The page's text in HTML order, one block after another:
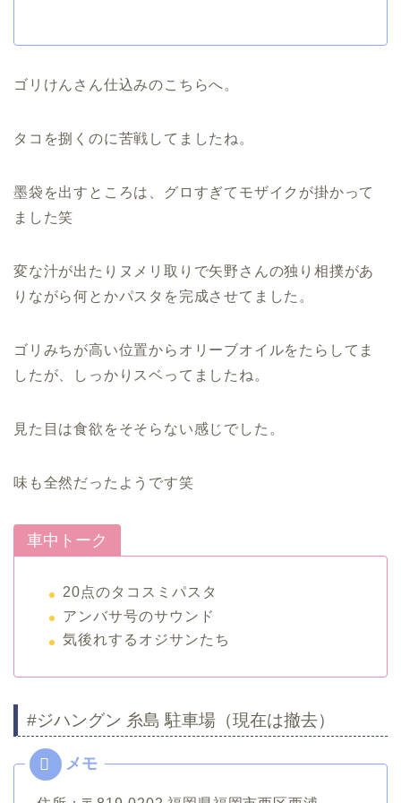
ゴリけんさん仕込みのこちらへ。
タコを捌くのに苦戦してましたね。
墨袋を出すところは、グロすぎてモザイクが掛かって
ました笑
変な汁が出たりヌメリ取りで矢野さんの独り相撲があ
りながら何とかパスタを完成させてました。
ゴリみちが高い位置からオリーブオイルをたらしてま
したが、しっかりスベってましたね。
見た目は食欲をそそらない感じでした。
味も全然だったようです笑
車中トーク
20点のタコスミパスタ
アンバサ号のサウンド
気後れするオジサンたち
#ジハングン 糸島 駐車場（現在は撤去）